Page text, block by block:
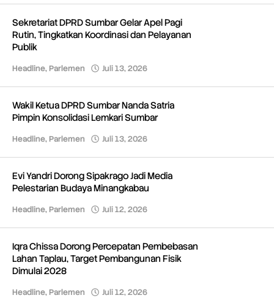
Sekretariat DPRD Sumbar Gelar Apel Pagi
Rutin, Tingkatkan Koordinasi dan Pelayanan
Publik
Headline,Parlemen Juli 13, 2026
Wakil Ketua DPRD Sumbar Nanda Satria
Pimpin Konsolidasi Lemkari Sumbar
Headline,Parlemen Juli 13, 2026
Evi Yandri Dorong Sipakrago Jadi Media
Pelestarian Budaya Minangkabau
Headline,Parlemen Juli 12, 2026
Iqra Chissa Dorong Percepatan Pembebasan
Lahan Taplau, Target Pembangunan Fisik
Dimulai 2028
Headline,Parlemen Juli 12, 2026